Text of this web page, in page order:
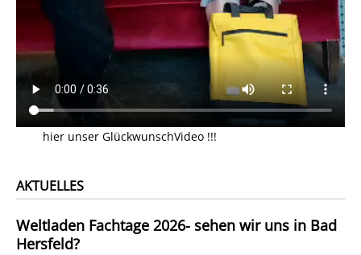
hier unser GlückwunschVideo !!!
AKTUELLES
Weltladen Fachtage 2026- sehen wir uns in Bad
Hersfeld?